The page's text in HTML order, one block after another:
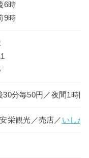
6時
9時
30分毎50円／夜間1時
栄観光／売店／ いしが